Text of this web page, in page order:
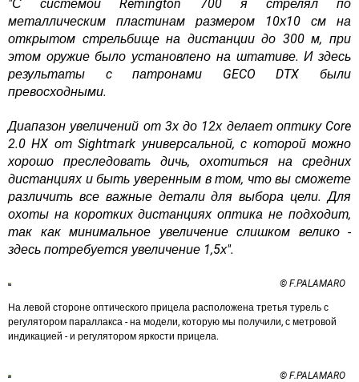
"С системой Remington 700 я стрелял по
металлическим пластинам размером 10х10 см на
открытом стрельбище на дистанции до 300 м, при
этом оружие было установлено на штативе. И здесь
результаты с патронами GECO DTX были
превосходными.
Диапазон увеличений от 3х до 12х делает оптику Core
2.0 HX от Sightmark универсальной, с которой можно
хорошо преследовать дичь, охотиться на средних
дистанциях и быть уверенным в том, что вы сможете
различить все важные детали для выбора цели. Для
охоты на коротких дистанциях оптика не подходит,
так как минимальное увеличение слишком велико -
здесь потребуется увеличение 1,5х".
© F.PALAMARO
На левой стороне оптического прицела расположена третья турель с
регулятором параллакса - на модели, которую мы получили, с метровой
индикацией - и регулятором яркости прицела.
© F.PALAMARO